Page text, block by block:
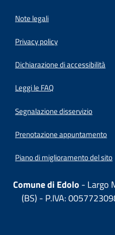
Note legali
Privacy policy
Dichiarazione di accessibilità
Leggi le FAQ
Segnalazione disservizio
Prenotazione appuntamento
Piano di miglioramento del sito
Comune di Edolo - Largo
(BS) - P.IVA: